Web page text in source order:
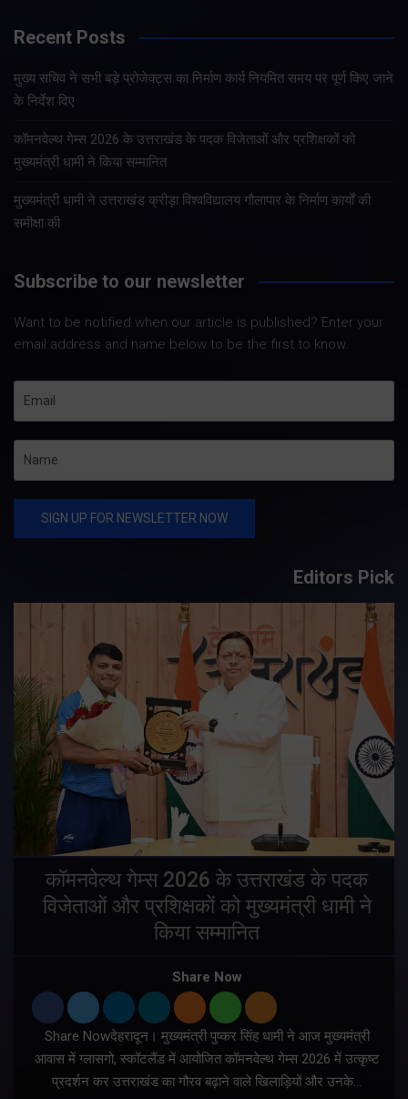
Recent Posts
मुख्य सचिव ने सभी बड़े प्रोजेक्ट्स का निर्माण कार्य नियमित समय पर पूर्ण किए जाने
के निर्देश दिए
कॉमनवेल्थ गेम्स 2026 के उत्तराखंड के पदक विजेताओं और प्रशिक्षकों को
मुख्यमंत्री धामी ने किया सम्मानित
मुख्यमंत्री धामी ने उत्तराखंड क्रीड़ा विश्वविद्यालय गौलापार के निर्माण कार्यों की
समीक्षा की
Subscribe to our newsletter
Want to be notified when our article is published? Enter your
email address and name below to be the first to know.
Editors Pick
कॉमनवेल्थ गेम्स 2026 के उत्तराखंड के पदक
विजेताओं और प्रशिक्षकों को मुख्यमंत्री धामी ने
किया सम्मानित
Share Now
Share Nowदेहरादून। मुख्यमंत्री पुष्कर सिंह धामी ने आज मुख्यमंत्री
आवास में ग्लासगो, स्कॉटलैंड में आयोजित कॉमनवेल्थ गेम्स 2026 में उत्कृष्ट
प्रदर्शन कर उत्तराखंड का गौरव बढ़ाने वाले खिलाड़ियों और उनके…